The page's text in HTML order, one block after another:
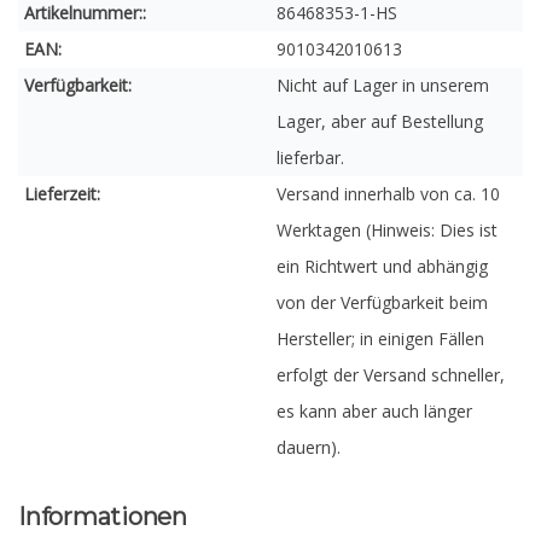
Artikelnummer::
86468353-1-HS
EAN:
9010342010613
Verfügbarkeit:
Nicht auf Lager in unserem
Lager, aber auf Bestellung
lieferbar.
Lieferzeit:
Versand innerhalb von ca. 10
Werktagen (Hinweis: Dies ist
ein Richtwert und abhängig
von der Verfügbarkeit beim
Hersteller; in einigen Fällen
erfolgt der Versand schneller,
es kann aber auch länger
dauern).
Informationen